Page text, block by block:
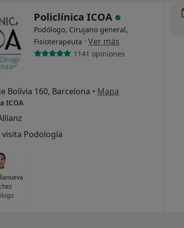
Policlínica ICOA
Podólogo, Cirujano general,
Fisioterapeuta · Ver más
1141 opiniones
Bolívia 160, Barcelona • Mapa
ICOA
Podología